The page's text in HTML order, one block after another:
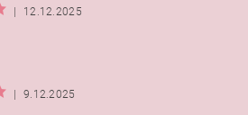
|
12.12.2025
|
9.12.2025